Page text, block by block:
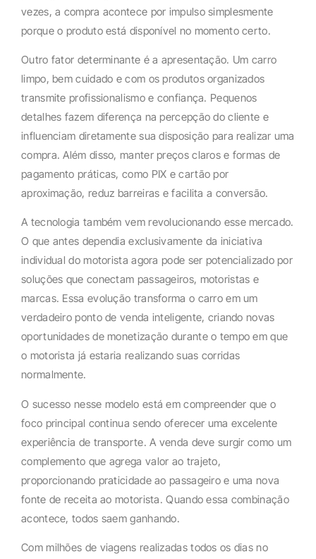
vezes, a compra acontece por impulso simplesmente
porque o produto está disponível no momento certo.
Outro fator determinante é a apresentação. Um carro
limpo, bem cuidado e com os produtos organizados
transmite profissionalismo e confiança. Pequenos
detalhes fazem diferença na percepção do cliente e
influenciam diretamente sua disposição para realizar uma
compra. Além disso, manter preços claros e formas de
pagamento práticas, como PIX e cartão por
aproximação, reduz barreiras e facilita a conversão.
A tecnologia também vem revolucionando esse mercado.
O que antes dependia exclusivamente da iniciativa
individual do motorista agora pode ser potencializado por
soluções que conectam passageiros, motoristas e
marcas. Essa evolução transforma o carro em um
verdadeiro ponto de venda inteligente, criando novas
oportunidades de monetização durante o tempo em que
o motorista já estaria realizando suas corridas
normalmente.
O sucesso nesse modelo está em compreender que o
foco principal continua sendo oferecer uma excelente
experiência de transporte. A venda deve surgir como um
complemento que agrega valor ao trajeto,
proporcionando praticidade ao passageiro e uma nova
fonte de receita ao motorista. Quando essa combinação
acontece, todos saem ganhando.
Com milhões de viagens realizadas todos os dias no